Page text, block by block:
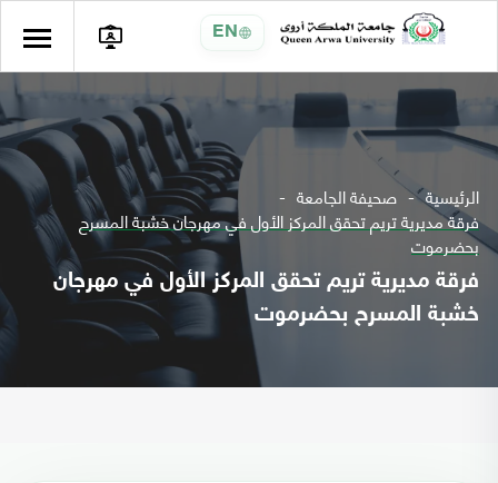
EN
الرئيسية صحيفة الجامعة
فرقة مديرية تريم تحقق المركز الأول في مهرجان خشبة المسرح
بحضرموت
فرقة مديرية تريم تحقق المركز الأول في مهرجان
خشبة المسرح بحضرموت